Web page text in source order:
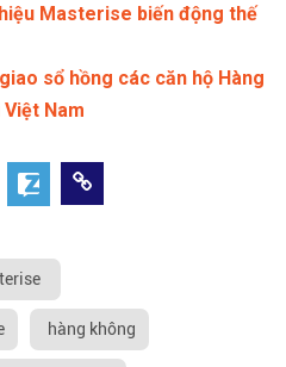
Masterise biến động thế
sổ hồng các căn hộ Hàng
Nam
hàng không